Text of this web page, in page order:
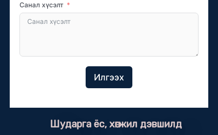
Санал хүсэлт
Илгээх
Шударга ёс, хөгжил дэвшилд